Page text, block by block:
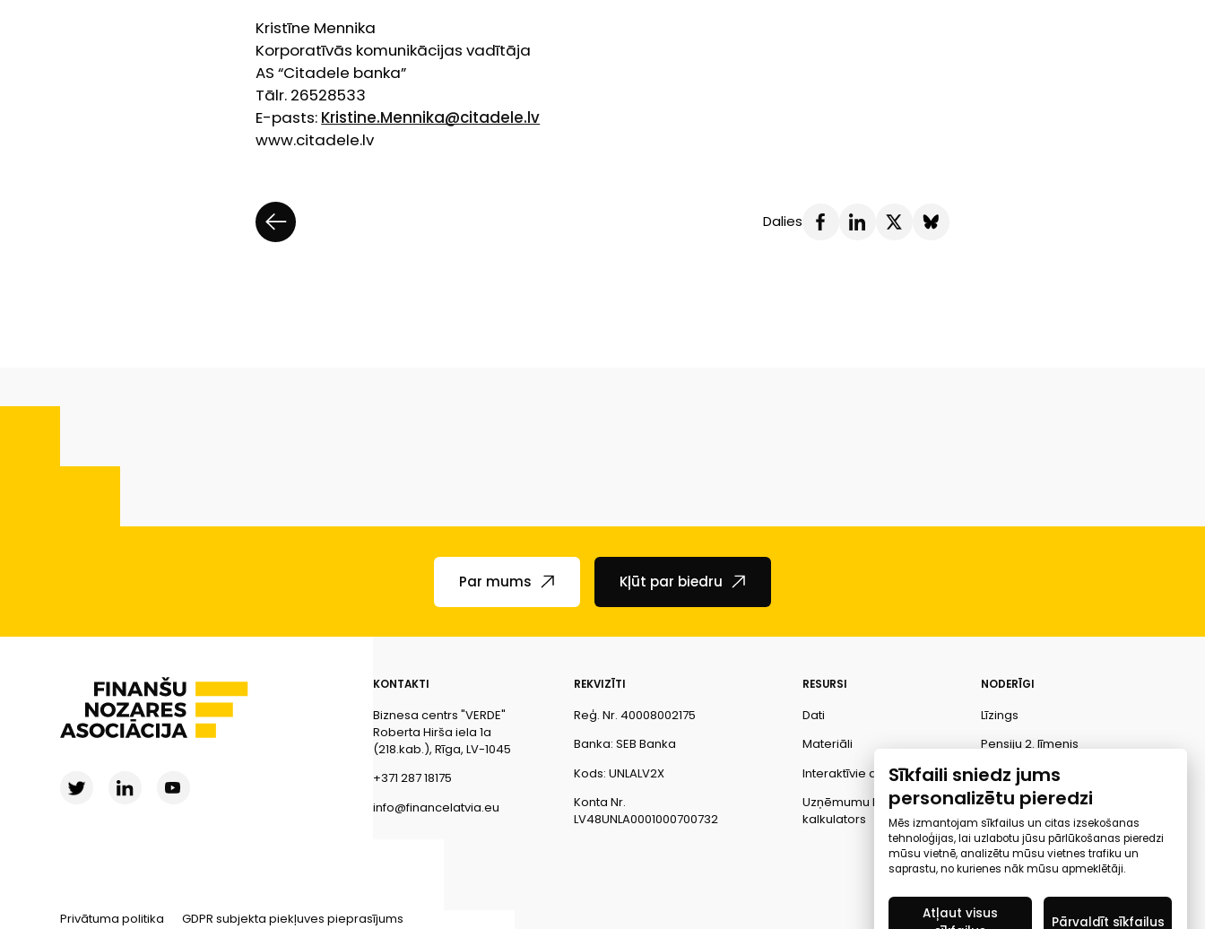
Kristīne Mennika
Korporatīvās komunikācijas vadītāja
AS “Citadele banka”
Tālr. 26528533
E-pasts: Kristine.Mennika@citadele.lv
www.citadele.lv
Dalies
Par mums Kļūt par biedru
KONTAKTI
Biznesa centrs "VERDE"
Roberta Hirša iela 1a
(218.kab.), Rīga, LV-1045
+371 287 18175
info@financelatvia.eu
REKVIZĪTI
Reģ. Nr. 40008002175
Banka: SEB Banka
Kods: UNLALV2X
Konta Nr.
LV48UNLA0001000700732
RESURSI
Dati
Materiāli
Interaktīvie dati
Uzņēmumu kredītspējas
kalkulators
NODERĪGI
Līzings
Pensiju 2. līmenis
Finanšu pratība
Ombuds
Privātuma politika GDPR subjekta piekļuves pieprasījums
Sīkfaili sniedz jums
personalizētu pieredzi
Mēs izmantojam sīkfailus un citas izsekošanas
tehnoloģijas, lai uzlabotu jūsu pārlūkošanas pieredzi
mūsu vietnē, analizētu mūsu vietnes trafiku un
saprastu, no kurienes nāk mūsu apmeklētāji.
Atļaut visus
Pārvaldīt sīkfailus